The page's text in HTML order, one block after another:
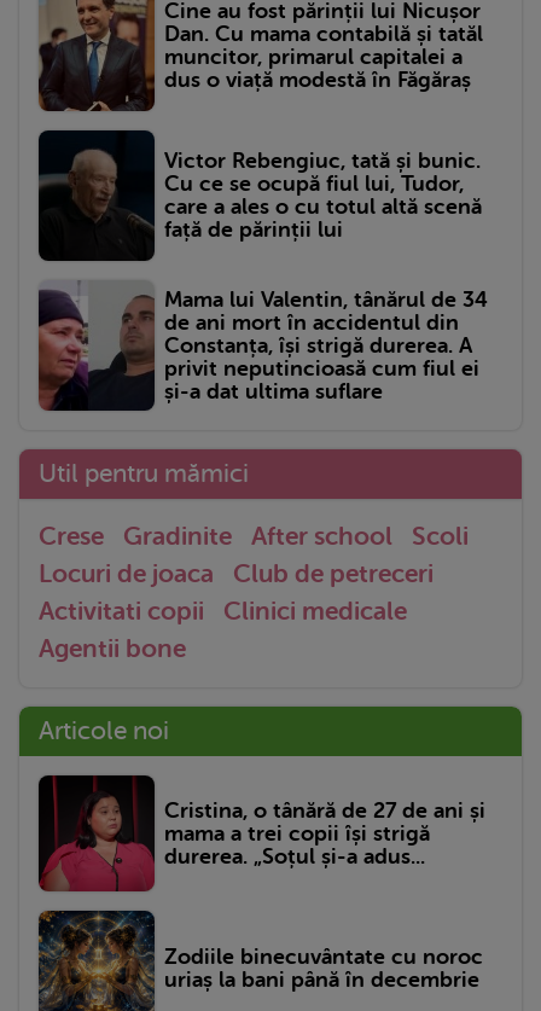
Cine au fost părinții lui Nicușor
Dan. Cu mama contabilă și tatăl
muncitor, primarul capitalei a
dus o viață modestă în Făgăraș
Victor Rebengiuc, tată și bunic.
Cu ce se ocupă fiul lui, Tudor,
care a ales o cu totul altă scenă
față de părinții lui
Mama lui Valentin, tânărul de 34
de ani mort în accidentul din
Constanța, își strigă durerea. A
privit neputincioasă cum fiul ei
și-a dat ultima suflare
Util pentru mămici
Crese Gradinite After school
Scoli
Locuri de joaca
Club de petreceri
Activitati copii
Clinici medicale
Agentii bone
Articole noi
Cristina, o tânără de 27 de ani și
mama a trei copii își strigă
durerea. „Soțul și-a adus...
Zodiile binecuvântate cu noroc
uriaș la bani până în decembrie